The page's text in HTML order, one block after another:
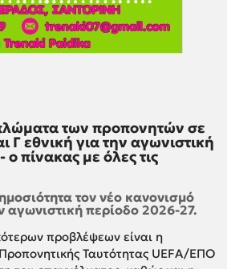
των προπονητών σε
εθνική για την αγωνιστική
πίνακας με όλες τις
τον νέο κανονισμό
αγωνιστική περίοδο 2026-27.
προβλέψεων είναι η
Ταυτότητας UEFA/ΕΠΟ